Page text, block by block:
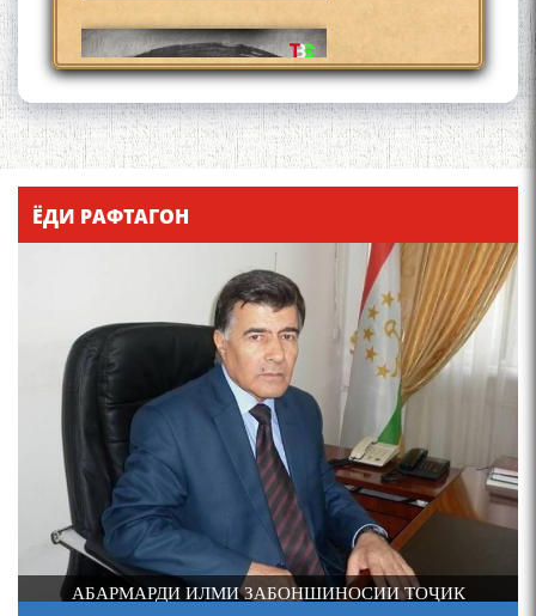
Қадамҷо - Лоҳутӣ
4-уми декабр- зодрӯзи
шоири абадзинда Абулқосим
Лоҳутӣ
ЁДИ РАФТАГОН
АБАРМАРДИ ИЛМИ ЗАБОНШИНОСИИ ТОҶИК